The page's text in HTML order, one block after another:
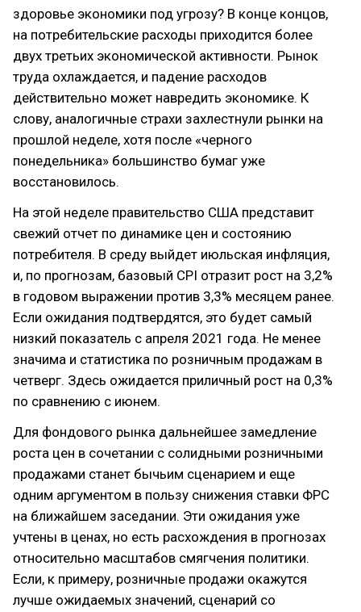
здоровье экономики под угрозу? В конце концов,
на потребительские расходы приходится более
двух третьих экономической активности. Рынок
труда охлаждается, и падение расходов
действительно может навредить экономике. К
слову, аналогичные страхи захлестнули рынки на
прошлой неделе, хотя после «черного
понедельника» большинство бумаг уже
восстановилось.
На этой неделе правительство США представит
свежий отчет по динамике цен и состоянию
потребителя. В среду выйдет июльская инфляция,
и, по прогнозам, базовый CPI отразит рост на 3,2%
в годовом выражении против 3,3% месяцем ранее.
Если ожидания подтвердятся, это будет самый
низкий показатель с апреля 2021 года. Не менее
значима и статистика по розничным продажам в
четверг. Здесь ожидается приличный рост на 0,3%
по сравнению с июнем.
Для фондового рынка дальнейшее замедление
роста цен в сочетании с солидными розничными
продажами станет бычьим сценарием и еще
одним аргументом в пользу снижения ставки ФРС
на ближайшем заседании. Эти ожидания уже
учтены в ценах, но есть расхождения в прогнозах
относительно масштабов смягчения политики.
Если, к примеру, розничные продажи окажутся
лучше ожидаемых значений, сценарий со